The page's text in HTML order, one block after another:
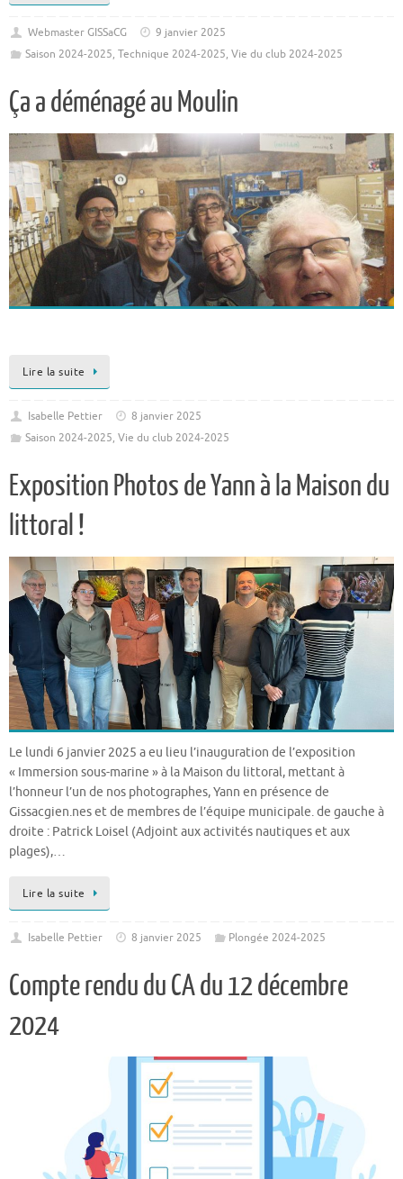
Webmaster GISSaCG
9 janvier 2025
Saison 2024-2025, Technique 2024-2025, Vie du club 2024-2025
Ça a déménagé au Moulin
Lire la suite
Isabelle Pettier
8 janvier 2025
Saison 2024-2025, Vie du club 2024-2025
Exposition Photos de Yann à la Maison du
littoral !
Le lundi 6 janvier 2025 a eu lieu l’inauguration de l’exposition
« Immersion sous-marine » à la Maison du littoral, mettant à
l’honneur l’un de nos photographes, Yann en présence de
Gissacgien.nes et de membres de l’équipe municipale. de gauche à
droite : Patrick Loisel (Adjoint aux activités nautiques et aux
plages),…
Lire la suite
Isabelle Pettier 8 janvier 2025 Plongée 2024-2025
Compte rendu du CA du 12 décembre
2024